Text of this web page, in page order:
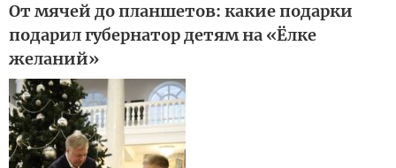
От мячей до планшетов: какие подарки
подарил губернатор детям на «Ёлке
желаний»